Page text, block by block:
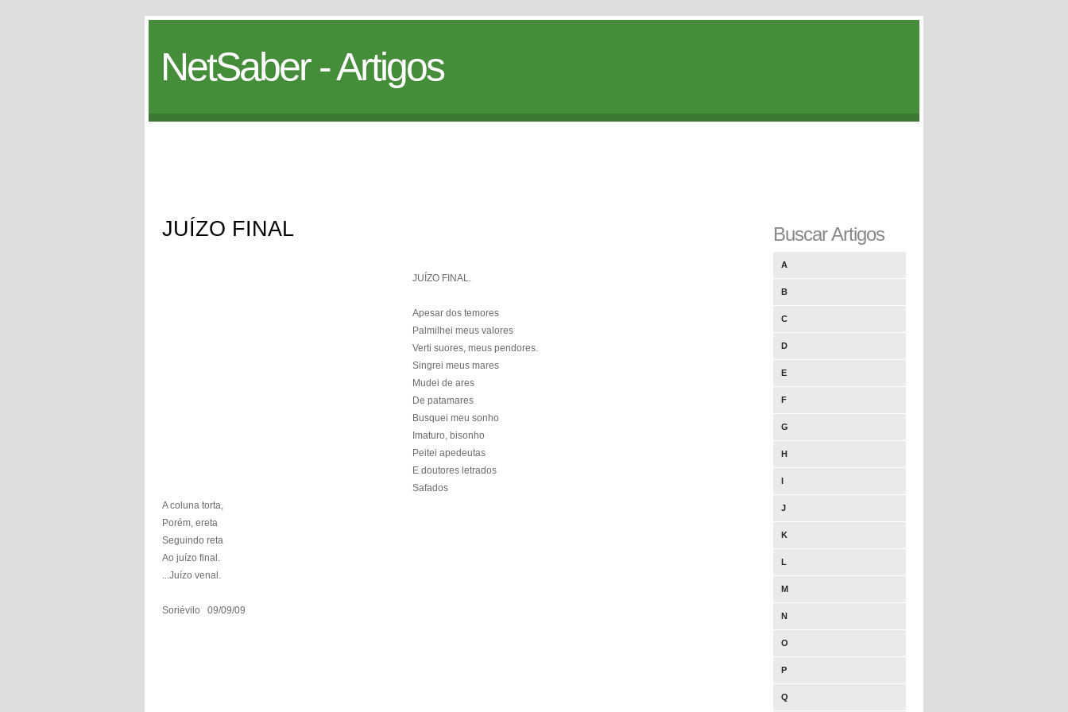
NetSaber - Artigos
JUÍZO FINAL
JUÍZO FINAL.
Apesar dos temores
Palmilhei meus valores
Verti suores, meus pendores.
Singrei meus mares
Mudei de ares
De patamares
Busquei meu sonho
Imaturo, bisonho
Peitei apedeutas
E doutores letrados
Safados
A coluna torta,
Porém, ereta
Seguindo reta
Ao juízo final.
...Juízo venal.
Soriévilo 09/09/09
Buscar Artigos
A
B
C
D
E
F
G
H
I
J
K
L
M
N
O
P
Q